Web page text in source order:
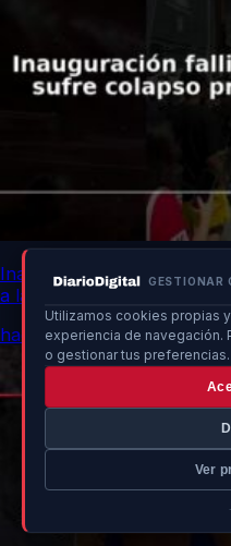
GESTIONAR
Utilizamos cookies propias
experiencia de navegación.
o gestionar tus preferencias.
Ver
Inauguración fallida: Casa
a la apertura
hace un momento